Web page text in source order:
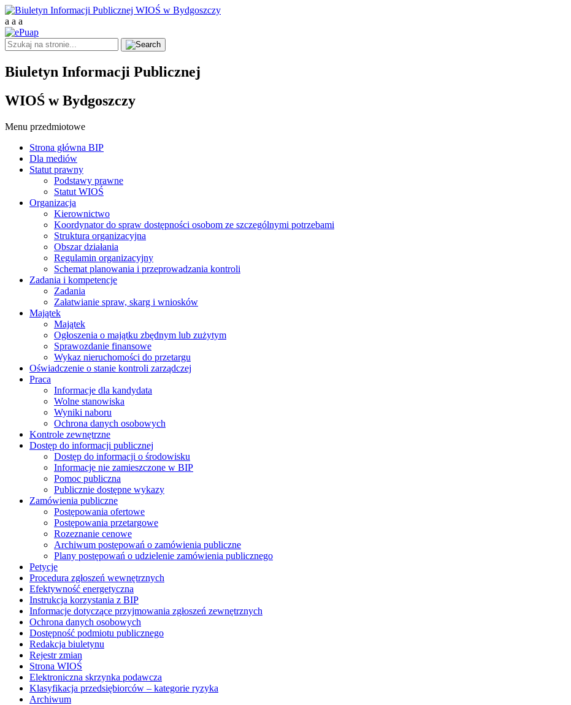
a a a
Biuletyn Informacji Publicznej
WIOŚ w Bydgoszczy
Menu przedmiotowe
Strona główna BIP
Dla mediów
Statut prawny
Podstawy prawne
Statut WIOŚ
Organizacja
Kierownictwo
Koordynator do spraw dostępności osobom ze szczególnymi potrzebami
Struktura organizacyjna
Obszar działania
Regulamin organizacyjny
Schemat planowania i przeprowadzania kontroli
Zadania i kompetencje
Zadania
Załatwianie spraw, skarg i wniosków
Majątek
Majątek
Ogłoszenia o majątku zbędnym lub zużytym
Sprawozdanie finansowe
Wykaz nieruchomości do przetargu
Oświadczenie o stanie kontroli zarządczej
Praca
Informacje dla kandydata
Wolne stanowiska
Wyniki naboru
Ochrona danych osobowych
Kontrole zewnętrzne
Dostęp do informacji publicznej
Dostęp do informacji o środowisku
Informacje nie zamieszczone w BIP
Pomoc publiczna
Publicznie dostępne wykazy
Zamówienia publiczne
Postępowania ofertowe
Postępowania przetargowe
Rozeznanie cenowe
Archiwum postępowań o zamówienia publiczne
Plany postępowań o udzielenie zamówienia publicznego
Petycje
Procedura zgłoszeń wewnętrznych
Efektywność energetyczna
Instrukcja korzystania z BIP
Informacje dotyczące przyjmowania zgłoszeń zewnętrznych
Ochrona danych osobowych
Dostępność podmiotu publicznego
Redakcja biuletynu
Rejestr zmian
Strona WIOŚ
Elektroniczna skrzynka podawcza
Klasyfikacja przedsiębiorców – kategorie ryzyka
Archiwum